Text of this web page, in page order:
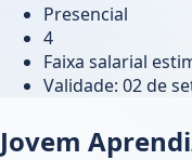
Presencial
4
Faixa salarial
Validade: 02 de
Jovem